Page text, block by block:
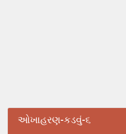
ઓખાહરણ-કડવું-૬